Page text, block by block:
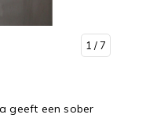
1 / 7
geeft een sober